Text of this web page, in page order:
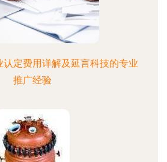
定费用详解及延言科技的专业
推广经验